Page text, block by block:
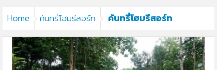
Home คันทรี่โฮมรีสอร์ท คันทรี่โฮมรีสอร์ท